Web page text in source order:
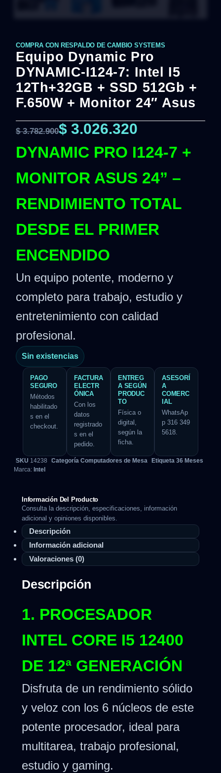
COMPRA CON RESPALDO DE CAMBIO SYSTEMS
Equipo Dynamic Pro
DYNAMIC-I124-7: Intel I5
12Th+32GB + SSD 512Gb +
F.650W + Monitor 24″ Asus
$3.782.900$ 3.026.320
DYNAMIC PRO I124-7 +
MONITOR ASUS 24” –
RENDIMIENTO TOTAL
DESDE EL PRIMER
ENCENDIDO
Un equipo potente, moderno y
completo para trabajo, estudio y
entretenimiento con calidad
profesional.
Sin existencias
PAGO
SEGURO
Métodos
habilitado
s en el
checkout.
FACTURA
ELECTR
ÓNICA
Con los
datos
registrado
s en el
pedido.
ENTREG
A SEGÚN
PRODUC
TO
Física o
digital,
según la
ficha.
ASESORÍ
A
COMERC
IAL
WhatsAp
p 316 349
5618.
SKU 14238 Categoría Computadores de Mesa Etiqueta 36 Meses
Marca: Intel
Información Del Producto
Consulta la descripción, especificaciones, información
adicional y opiniones disponibles.
Descripción
Información adicional
Valoraciones (0)
Descripción
1. PROCESADOR
INTEL CORE I5 12400
DE 12ª GENERACIÓN
Disfruta de un rendimiento sólido
y veloz con los 6 núcleos de este
potente procesador, ideal para
multitarea, trabajo profesional,
estudio y gaming.